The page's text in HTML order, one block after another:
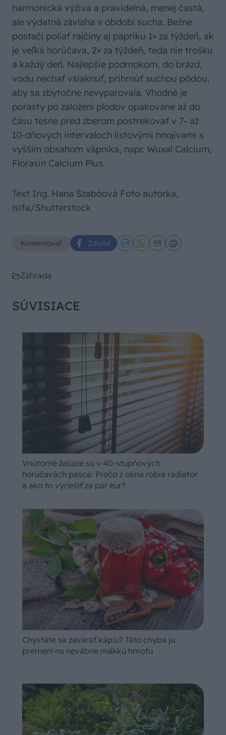
harmonická výživa a pravidelná, menej častá,
ale výdatná závlaha v období sucha. Bežne
postačí poliať rajčiny aj papriku 1× za týždeň, ak
je veľká horúčava, 2× za týždeň, teda nie trošku
a každý deň. Najlepšie podmokom, do brázd,
vodu nechať vsiaknuť, prihrnúť suchou pôdou,
aby sa zbytočne nevyparovala. Vhodné je
porasty po založení plodov opakovane až do
času tesne pred zberom postrekovať v 7- až
10-dňových intervaloch listovými hnojivami s
vyšším obsahom vápnika, napr. Wuxal Calcium,
Florasin Calcium Plus.
Text Ing. Hana Szabóová Foto autorka,
isifa/Shutterstock
Komentovať Zdieľať
Záhrada
SÚVISIACE
Vnútorné žalúzie sú v 40-stupňových
horúčavách pasca: Prečo z okna robia radiátor
a ako to vyriešiť za pár eur?
Chystáte sa zavárať kápiu? Táto chyba ju
premení na nevábne mäkkú hmotu